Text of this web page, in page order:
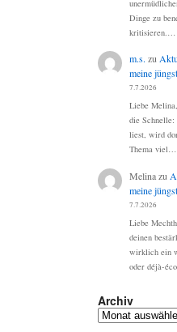
Dinge zu
kritisieren.…
m.s. zu
meine
7.7.2026
Liebe
die Schnelle:
liest, wird
Thema viel…
Melinazu
meine
7.7.2026
Liebe
deinen
wirklich ein
oder déjà-
Archiv
Archiv